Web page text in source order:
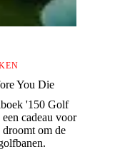
You Die
'150 Golf
cadeau voor
om de